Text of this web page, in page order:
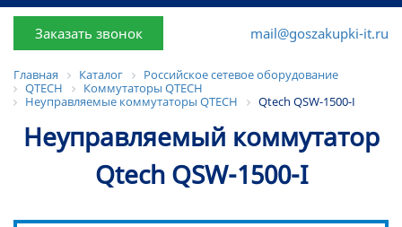
Заказать звонок mail@goszakupki-it.ru
Главная Каталог
Российское сетевое оборудование
QTECH
Коммутаторы QTECH
Неуправляемые коммутаторы QTECH
Qtech QSW-1500-I
Неуправляемый коммутатор
Qtech QSW-1500-I